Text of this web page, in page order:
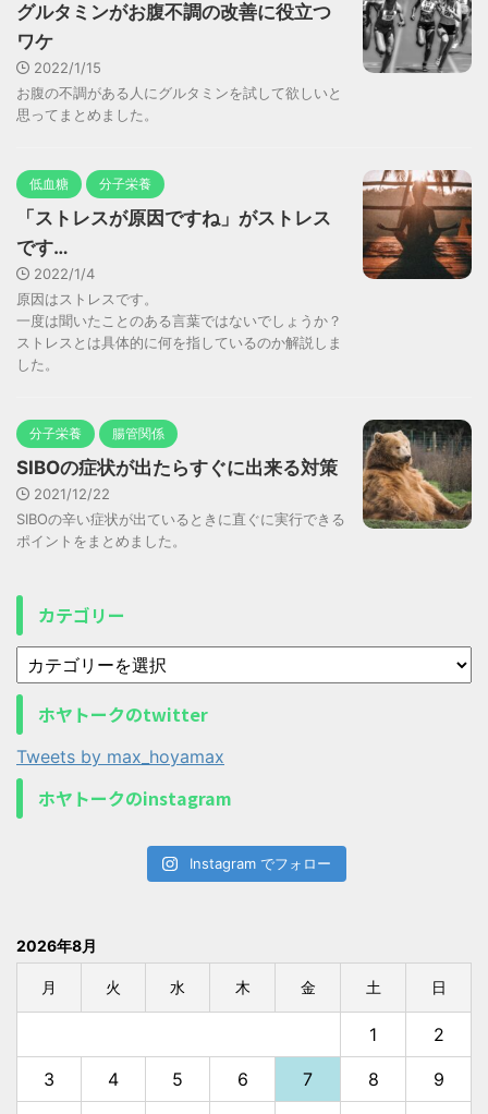
グルタミンがお腹不調の改善に役立つ
ワケ
2022/1/15
お腹の不調がある人にグルタミンを試して欲しいと
思ってまとめました。
低血糖 分子栄養
「ストレスが原因ですね」がストレス
です…
2022/1/4
原因はストレスです。
一度は聞いたことのある言葉ではないでしょうか？
ストレスとは具体的に何を指しているのか解説しま
した。
分子栄養 腸管関係
SIBOの症状が出たらすぐに出来る対策
2021/12/22
SIBOの辛い症状が出ているときに直ぐに実行できる
ポイントをまとめました。
カテゴリー
ホヤトークのtwitter
Tweets by max_hoyamax
ホヤトークのinstagram
Instagram でフォロー
2026年8月
月 火 水 木 金 土 日
1 2
3 4 5 6 7 8 9